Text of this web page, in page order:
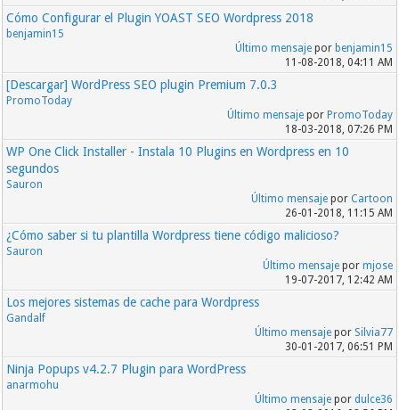
Cómo Configurar el Plugin YOAST SEO Wordpress 2018
benjamin15
Último mensajepor benjamin15
11-08-2018, 04:11 AM
[Descargar] WordPress SEO plugin Premium 7.0.3
PromoToday
Último mensajepor PromoToday
18-03-2018, 07:26 PM
WP One Click Installer - Instala 10 Plugins en Wordpress en 10
segundos
Sauron
Último mensajepor Cartoon
26-01-2018, 11:15 AM
¿Cómo saber si tu plantilla Wordpress tiene código malicioso?
Sauron
Último mensajepor mjose
19-07-2017, 12:42 AM
Los mejores sistemas de cache para Wordpress
Gandalf
Último mensajepor Silvia77
30-01-2017, 06:51 PM
Ninja Popups v4.2.7 Plugin para WordPress
anarmohu
Último mensajepor dulce36